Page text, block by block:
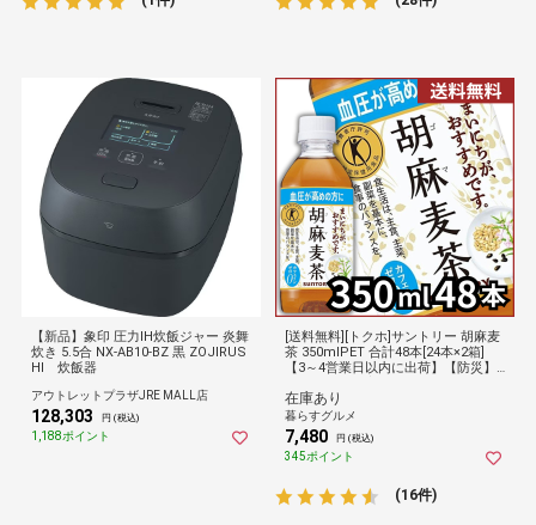
【新品】象印 圧力IH炊飯ジャー 炎舞
炊き 5.5合 NX-AB10-BZ 黒 ZOJIRUS
HI 炊飯器
アウトレットプラザJRE MALL店
128,303 円 (税込)
1,188ポイント
[送料無料][トクホ]サントリー 胡麻麦
茶 350mlPET 合計48本[24本×2箱]
【3～4営業日以内に出荷】【防災】
在庫あり
暮らすグルメ
7,480 円 (税込)
345ポイント
(16件)